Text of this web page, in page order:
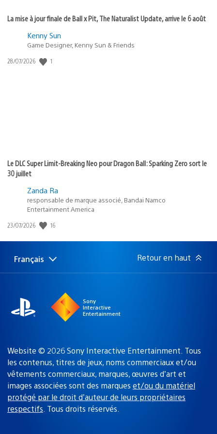
La mise à jour finale de Ball x Pit, The Naturalist Update, arrive le 6 août
Kenny Sun
Game Designer, Kenny Sun & Friends
Date
28/07/2026 1
Le DLC Super Limit-Breaking Neo pour Dragon Ball: Sparking Zero sort le
30 juillet
Zanda Ra
responsable de marque associé, Bandai Namco
Entertainment America
Date
publication
23/07/2026 16
Choisir
une
Région
actuelle
Français Retour en haut
Sony
Interactive
Entertainment
Website © 2026 Sony Interactive Entertainment. Tous
les contenus, titres de jeux, noms commerciaux et/ou
vêtements commerciaux, marques, œuvres d’art et
images associées sont des marques et/ou du matériel
protégé par le droit d’auteur de leurs propriétaires
respectifs. Tous droits réservés.